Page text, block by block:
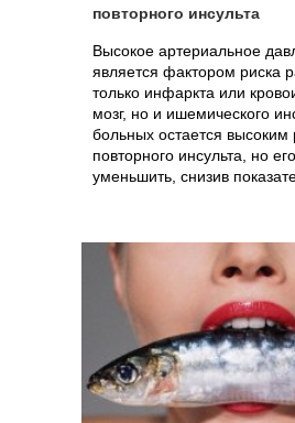
повторного инсульта
Высокое артериальное
является фактором риска
только инфаркта или
мозг, но и ишемического
больных остается высоким
повторного инсульта, но
уменьшить, снизив